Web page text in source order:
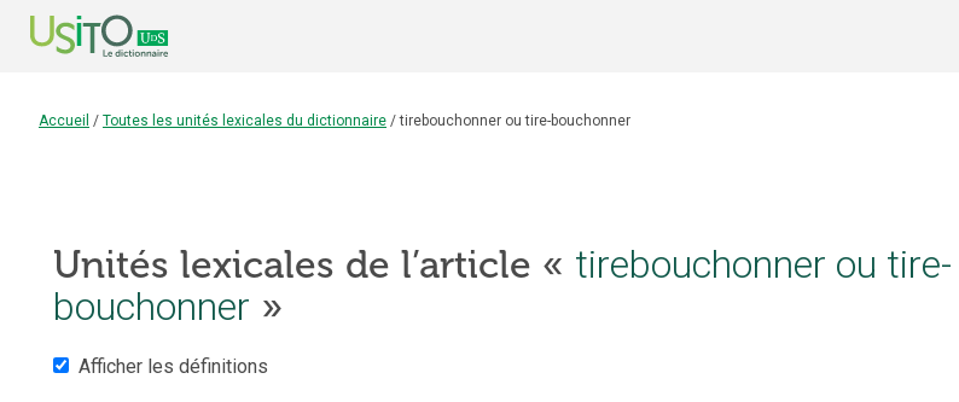
Accueil / Toutes les unités lexicales du dictionnaire / tirebouchonner ou tire-bouchonner
Unités lexicales de l’article « tirebouchonner ou tire-
bouchonner »
Afficher les définitions